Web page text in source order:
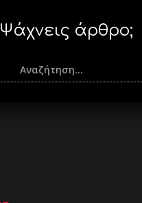
Ψάχνεις άρθρο;